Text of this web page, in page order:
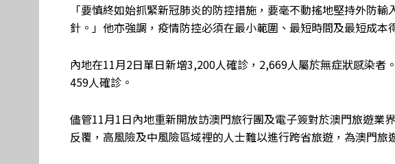
「要慎終如始抓緊新冠肺炎的防控措施，要毫不動搖地堅持外防
針。」他亦強調，疫情防控必須在最小範圍、最短時間及最短成本
內地在11月2日單日新增3,200人確診，2,669人屬於無症狀感染者
459人確診。
儘管11月1日內地重新開放訪澳門旅行團及電子簽對於澳門旅遊業
反覆，高風險及中風險區域裡的人士難以進行跨省旅遊，為澳門旅